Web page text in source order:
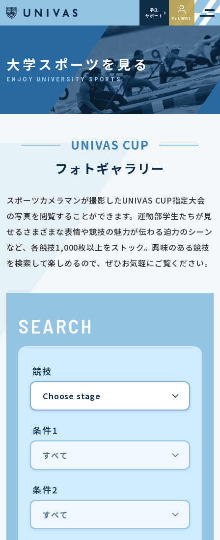
学生
サポート
My UNIVAS
大学スポーツを見る
ENJOY UNIVERSITY SPORTS
UNIVAS CUP
フォトギャラリー
スポーツカメラマンが撮影したUNIVAS CUP指定大会
の写真を閲覧することができます。運動部学生たちが見
せるさまざまな表情や競技の魅力が伝わる迫力のシーン
など、各競技1,000枚以上をストック。興味のある競技
を検索して楽しめるので、ぜひお気軽にご覧ください。
SEARCH
競技
条件1
条件2